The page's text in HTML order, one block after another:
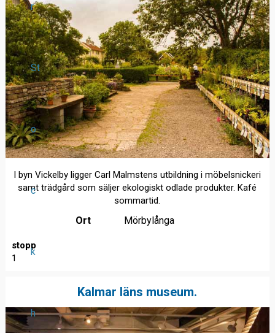
r
St
o
c
k
h
I byn Vickelby ligger Carl Malmstens utbildning i möbelsnickeri
samt trädgård som säljer ekologiskt odlade produkter. Kafé
sommartid.
Ort Mörbylånga
stopp
1
Kalmar läns museum.